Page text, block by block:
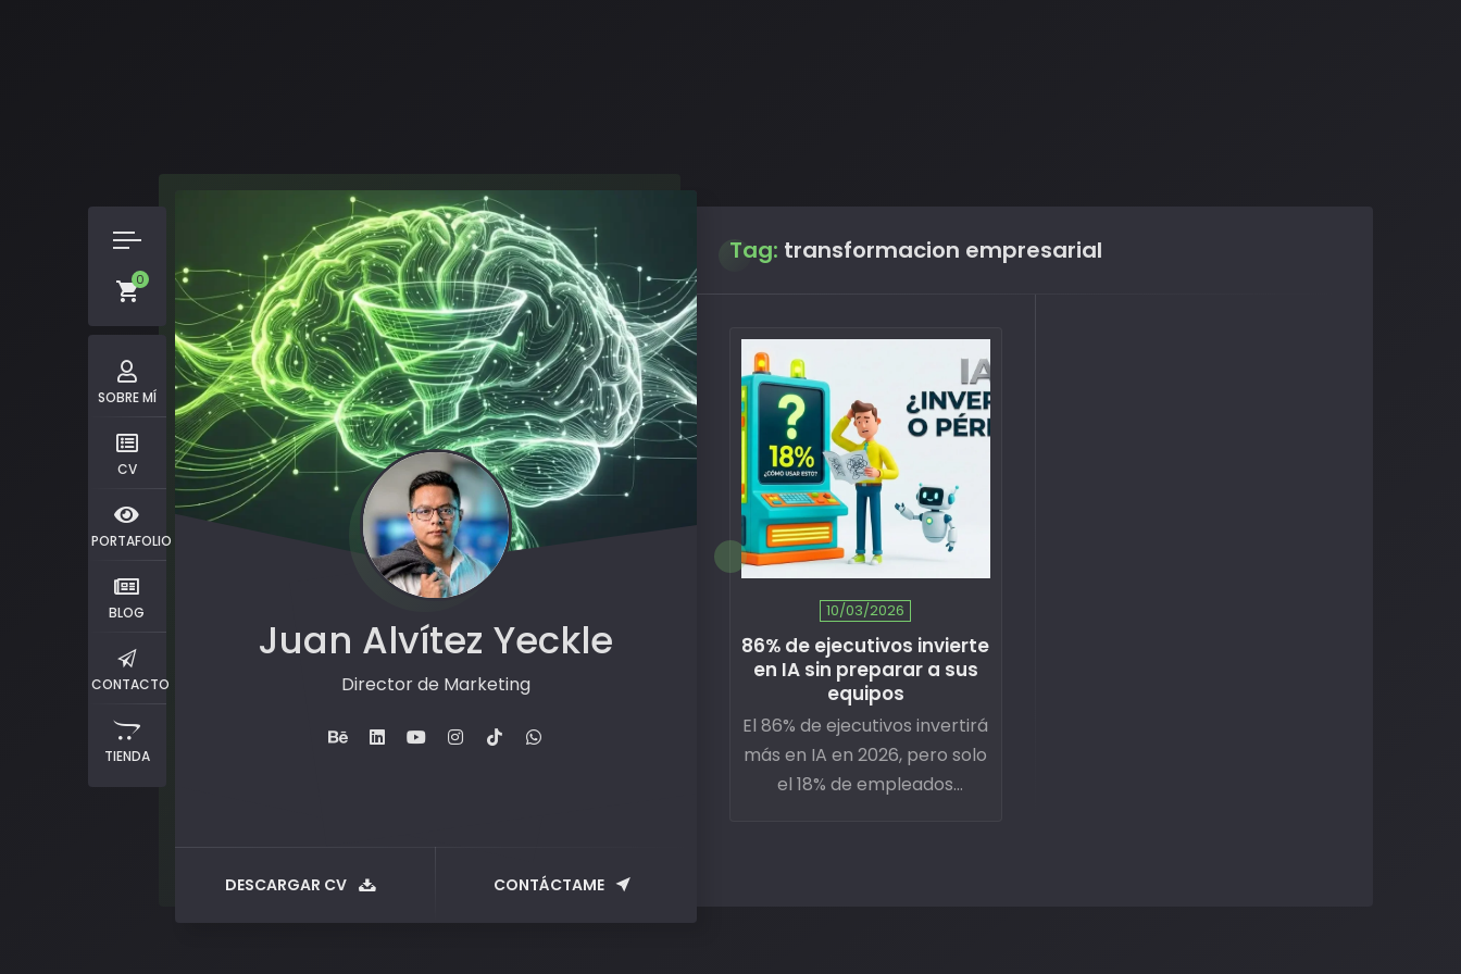
0
SOBRE MÍ
CV
PORTAFOLIO
BLOG
CONTACTO
TIENDA
Juan Alvítez Yeckle
Director de Marketing
DESCARGAR CV CONTÁCTAME
Tag: transformacion empresarial
10/03/2026
86% de ejecutivos invierte
en IA sin preparar a sus
equipos
El 86% de ejecutivos invertirá
más en IA en 2026, pero solo
el 18% de empleados